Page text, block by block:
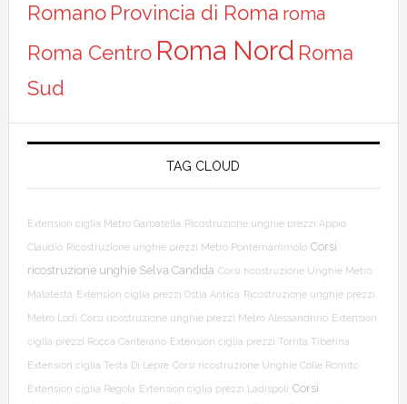
Romano Provincia di Roma roma
Roma Centro Roma Nord Roma
Sud
TAG CLOUD
Extension ciglia Metro Garbatella Ricostruzione unghie prezzi Appio
Claudio Ricostruzione unghie prezzi Metro Pontemammolo Corsi
ricostruzione unghie Selva Candida Corsi ricostruzione Unghie Metro
Malatesta Extension ciglia prezzi Ostia Antica Ricostruzione unghie prezzi
Metro Lodi Corsi ricostruzione unghie prezzi Metro Alessandrino Extension
ciglia prezzi Rocca Canterano Extension ciglia prezzi Torrita Tiberina
Extension ciglia Testa Di Lepre Corsi ricostruzione Unghie Colle Romito
Extension ciglia Regola Extension ciglia prezzi Ladispoli Corsi